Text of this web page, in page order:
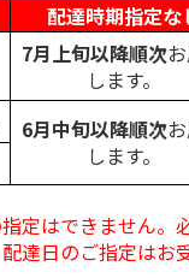
配達時期指定な
7月上旬以降順次
します。
6月中旬以降順次
します。
定はできません。
達日のご指定はお